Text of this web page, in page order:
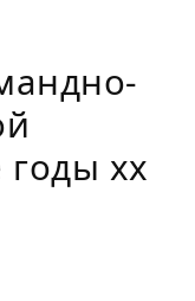
годы хx